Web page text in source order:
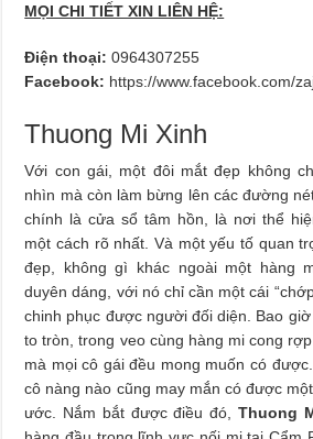
MỌI CHI TIẾT XIN LIÊN HỆ:
Điện thoại:0964307255
Facebook: https://www.facebook.com/
Thuong Mi Xinh
Với con gái, một đôi mắt đẹp không
nhìn mà còn làm bừng lên các đường
chính là cửa sổ tâm hồn, là nơi thể
một cách rõ nhất. Và một yếu tố quan
đẹp, không gì khác ngoài một hàng
duyên dáng, với nó chỉ cần một cái
chinh phục được người đối diện. Bao
to tròn, trong veo cùng hàng mi cong
mà mọi cô gái đều mong muốn có
cô nàng nào cũng may mắn có được
ước. Nắm bắt được điều đó, Thuong